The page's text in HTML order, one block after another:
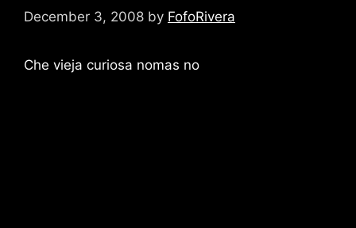
December 3, 2008 by FofoRivera
Che vieja curiosa nomas no